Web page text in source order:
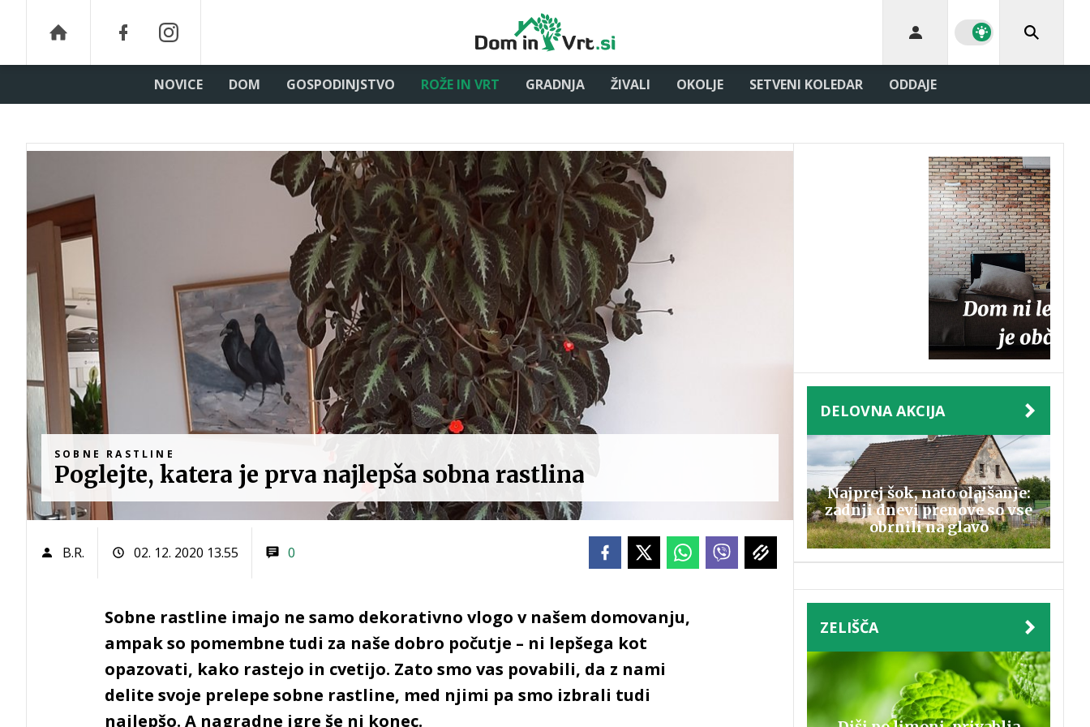
NOVICE DOM GOSPODINJSTVO ROŽE IN VRT GRADNJA ŽIVALI OKOLJE SETVENI KOLEDAR ODDAJE
SOBNE RASTLINE
Poglejte, katera je prva najlepša sobna rastlina
B.R. 02. 12. 2020 13.55 0
Sobne rastline imajo ne samo dekorativno vlogo v našem domovanju,
ampak so pomembne tudi za naše dobro počutje – ni lepšega kot
opazovati, kako rastejo in cvetijo. Zato smo vas povabili, da z nami
delite svoje prelepe sobne rastline, med njimi pa smo izbrali tudi
najlepšo. A nagradne igre še ni konec.
DELOVNA AKCIJA
Najprej šok, nato olajšanje:
zadnji dnevi prenove so vse
obrnili na glavo
ZELIŠČA